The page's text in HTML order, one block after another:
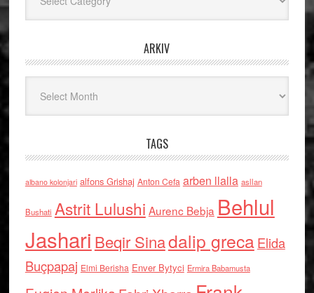
ARKIV
TAGS
albano kolonjari alfons Grishaj Anton Cefa arben llalla asllan
Bushati Astrit Lulushi Aurenc Bebja Behlul
Jashari Beqir Sinadalip grecaElida
Buçpapaj Elmi Berisha Enver Bytyci Ermira Babamusta